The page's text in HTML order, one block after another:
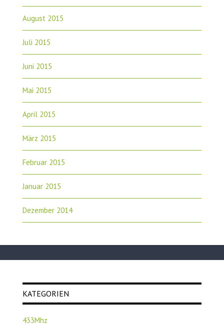
August 2015
Juli 2015
Juni 2015
Mai 2015
April 2015
März 2015
Februar 2015
Januar 2015
Dezember 2014
KATEGORIEN
433Mhz